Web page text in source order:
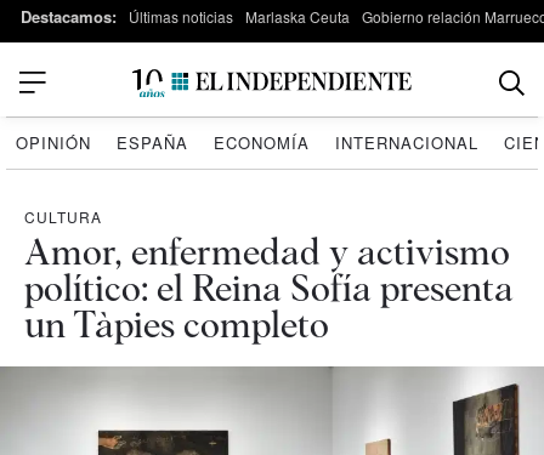
Destacamos: Últimas noticias Marlaska Ceuta Gobierno relación
OPINIÓN ESPAÑA ECONOMÍA INTERNACIONAL
CULTURA
Amor, enfermedad y activismo
político: el Reina Sofía presenta
un Tàpies completo